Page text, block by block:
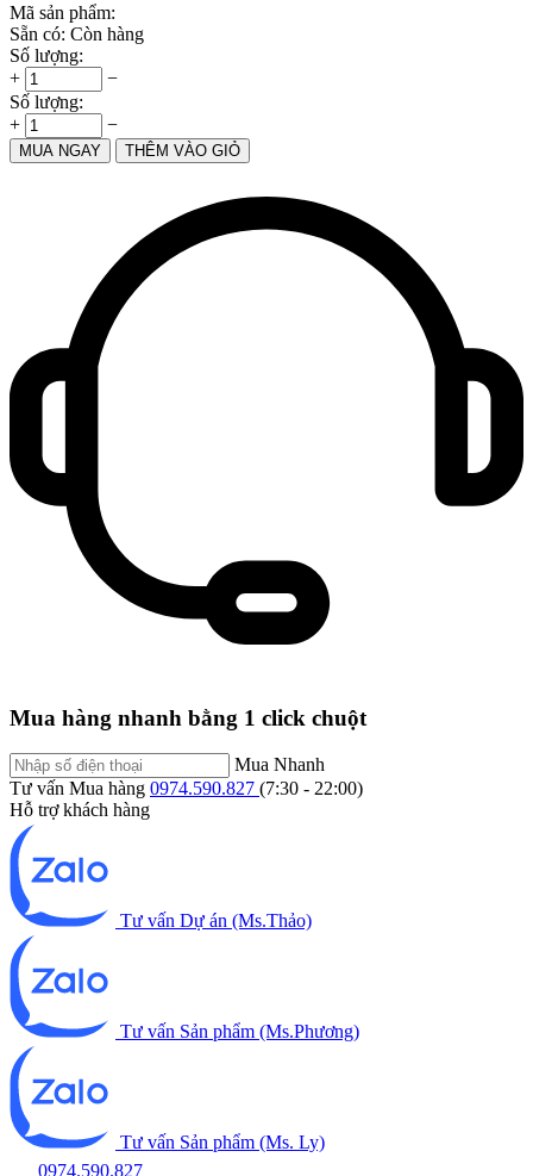
Mã sản phẩm:
Sẵn có: Còn hàng
Số lượng:
+
−
Số lượng:
+
−
MUA NGAY THÊM VÀO GIỎ
Mua hàng nhanh bằng 1 click chuột
Mua Nhanh
Tư vấn Mua hàng 0974.590.827 (7:30 - 22:00)
Hỗ trợ khách hàng
Tư vấn Dự án (Ms.Thảo)
Tư vấn Sản phẩm (Ms.Phương)
Tư vấn Sản phẩm (Ms. Ly)
0974.590.827